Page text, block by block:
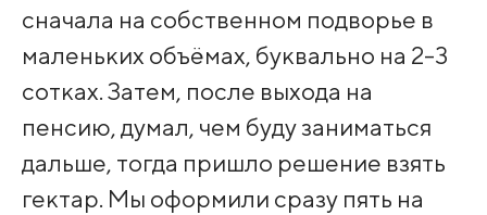
сначала на собственном подворье в
маленьких объёмах, буквально на 2-3
сотках. Затем, после выхода на
пенсию, думал, чем буду заниматься
дальше, тогда пришло решение взять
гектар. Мы оформили сразу пять на